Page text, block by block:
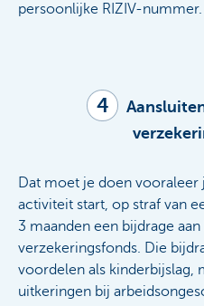
persoonlijke RIZIV-nummer.
4
Dat moet je doen vooraleer
activiteit start, op straf van
3 maanden een bijdrage
verzekeringsfonds. Die
voordelen als kinderbijslag,
uitkeringen bij